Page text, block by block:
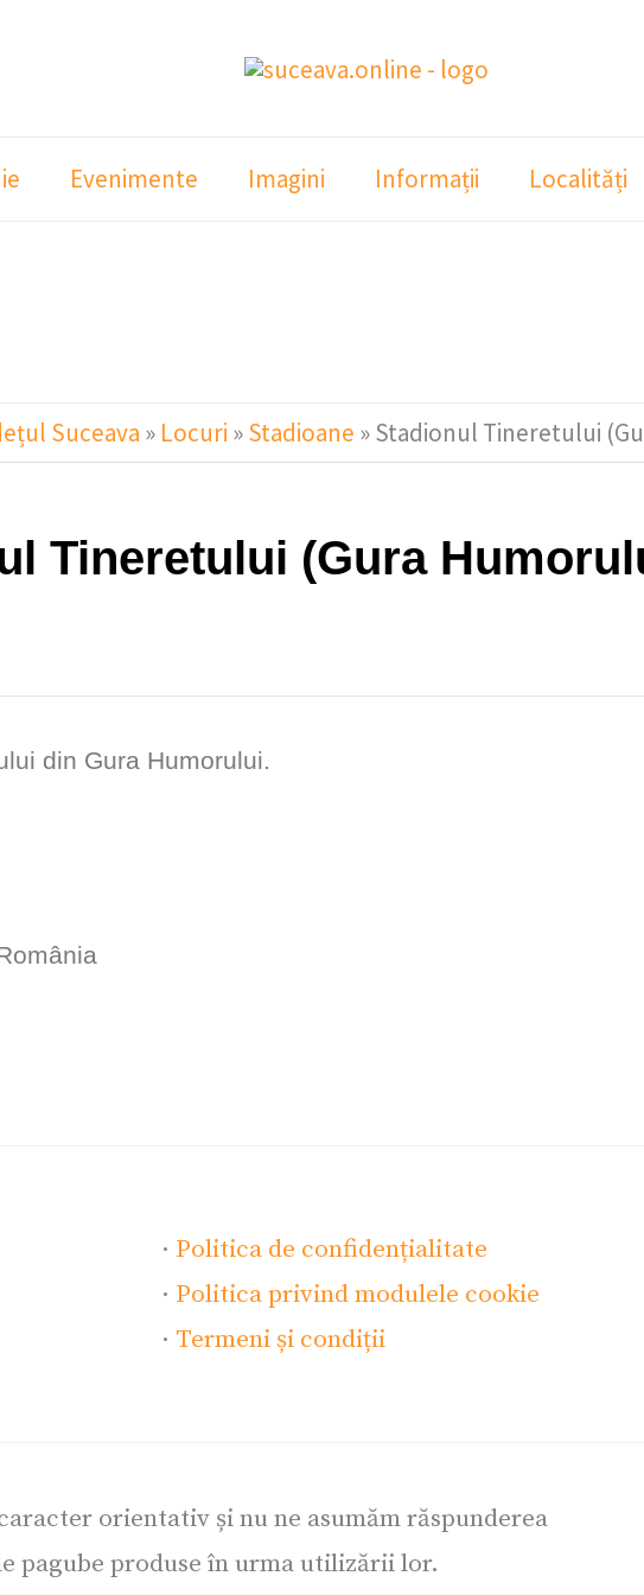
Evenimente Imagini Informații Localități
Suceava » Locuri »Stadioane »Stadionul Tineretului
Tineretului (Gura
din Gura Humorului.
· Politica de confidențialitate
· Politica privind modulele cookie
· Termeni și condiții
orientativ și nu ne asumăm răspunderea
pagube produse în urma utilizării lor.